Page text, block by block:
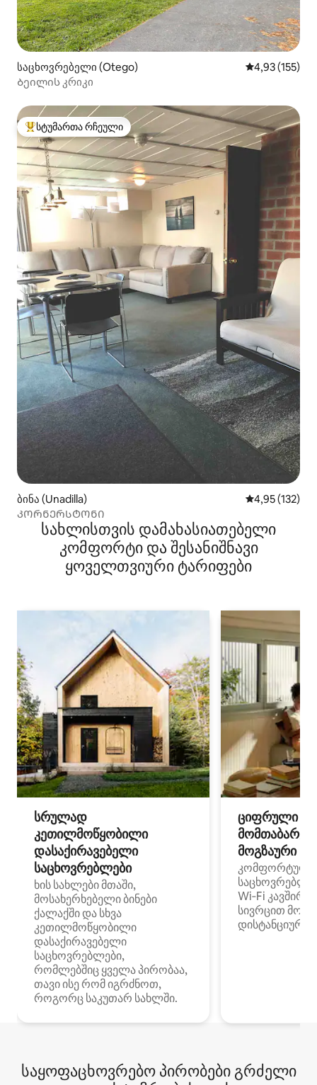
საცხოვრებელი (Otego) საშუალო
4,93 (155)
Ბეილის კრიკი
სტუმართა რჩეული მოწინავე ვარიანტი
სტუმართა რჩეული
ბინა (Unadilla) საშუალო
4,95 (132)
ᲙᲝᲠᲜᲔᲠᲡᲢᲝᲜᲘ
სახლისთვის დამახასიათებელი
კომფორტი და შესანიშნავი
ყოველთვიური ტარიფები
სრულად
კეთილმოწყობილი
დასაქირავებელი
საცხოვრებლები
ხის სახლები მთაში,
მოსახერხებელი ბინები
ქალაქში და სხვა
კეთილმოწყობილი
დასაქირავებელი
საცხოვრებლები,
რომლებშიც ყველა პირობაა,
თავი ისე რომ იგრძნოთ,
როგორც საკუთარ სახლში.
ციფრული
მოგზაური
კომფორტული
Wi‑Fi
სივრცით
დისტანციური
საყოფაცხოვრებო პირობები გრძელი